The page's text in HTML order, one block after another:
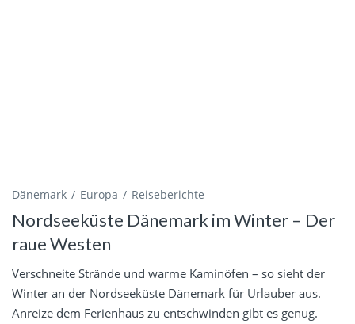
Dänemark Europa Reiseberichte
Nordseeküste Dänemark im Winter – Der
raue Westen
Verschneite Strände und warme Kaminöfen – so sieht der
Winter an der Nordseeküste Dänemark für Urlauber aus.
Anreize dem Ferienhaus zu entschwinden gibt es genug.